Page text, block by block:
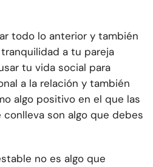
todo lo anterior y también
a tu pareja
tu vida social para
a la relación y también
algo positivo en el que las
son algo que debes
no es algo que